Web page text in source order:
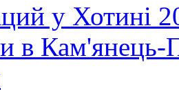
у Хотині
в Кам'янець-